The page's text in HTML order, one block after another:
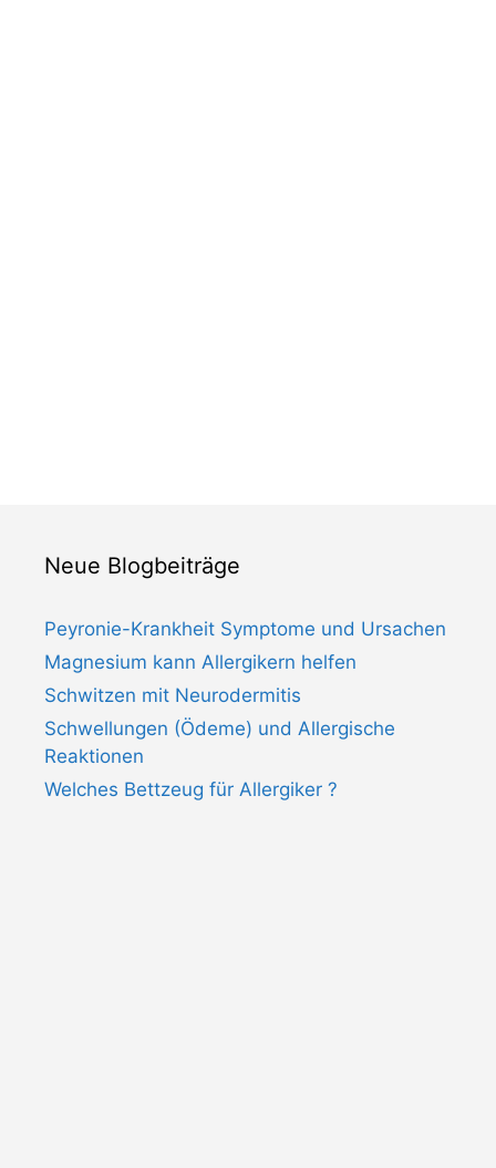
Neue Blogbeiträge
Peyronie-Krankheit Symptome und Ursachen
Magnesium kann Allergikern helfen
Schwitzen mit Neurodermitis
Schwellungen (Ödeme) und Allergische
Reaktionen
Welches Bettzeug für Allergiker ?